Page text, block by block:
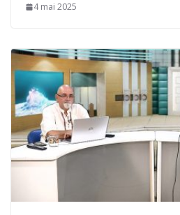
4 mai 2025